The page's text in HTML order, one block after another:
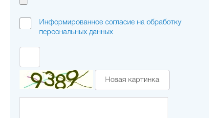
Информированное согласие на обработку
персональных данных
Новая картинка